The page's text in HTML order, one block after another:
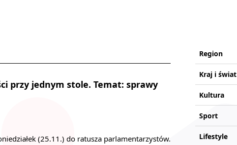
przy jednym stole. Temat: sprawy
(25.11.) do ratusza parlamentarzystów.
Region
Kraj i świat
Kultura
Sport
Lifestyle